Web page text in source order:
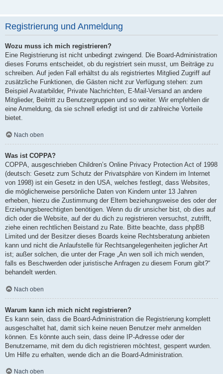
Registrierung und Anmeldung
Wozu muss ich mich registrieren?
Eine Registrierung ist nicht unbedingt zwingend. Die Board-Administration
dieses Forums entscheidet, ob du registriert sein musst, um Beiträge zu
schreiben. Auf jeden Fall erhältst du als registriertes Mitglied Zugriff auf
zusätzliche Funktionen, die Gästen nicht zur Verfügung stehen: zum
Beispiel Avatarbilder, Private Nachrichten, E-Mail-Versand an andere
Mitglieder, Beitritt zu Benutzergruppen und so weiter. Wir empfehlen dir
eine Anmeldung, da sie schnell erledigt ist und dir zahlreiche Vorteile
bietet.
Nach oben
Was ist COPPA?
COPPA, ausgeschrieben Children’s Online Privacy Protection Act of 1998
(deutsch: Gesetz zum Schutz der Privatsphäre von Kindern im Internet
von 1998) ist ein Gesetz in den USA, welches festlegt, dass Websites,
die möglicherweise persönliche Daten von Kindern unter 13 Jahren
erheben, hierzu die Zustimmung der Eltern beziehungsweise des oder der
Erziehungsberechtigten benötigen. Wenn du dir unsicher bist, ob dies auf
dich oder die Website, auf der du dich zu registrieren versuchst, zutrifft,
ziehe einen rechtlichen Beistand zu Rate. Bitte beachte, dass phpBB
Limited und der Besitzer dieses Boards keine Rechtsberatung anbieten
kann und nicht die Anlaufstelle für Rechtsangelegenheiten jeglicher Art
ist; außer solchen, die unter der Frage „An wen soll ich mich wenden,
falls es Beschwerden oder juristische Anfragen zu diesem Forum gibt?“
behandelt werden.
Nach oben
Warum kann ich mich nicht registrieren?
Es kann sein, dass die Board-Administration die Registrierung komplett
ausgeschaltet hat, damit sich keine neuen Benutzer mehr anmelden
können. Es könnte auch sein, dass deine IP-Adresse oder der
Benutzername, mit dem du dich registrieren möchtest, gesperrt wurden.
Um Hilfe zu erhalten, wende dich an die Board-Administration.
Nach oben